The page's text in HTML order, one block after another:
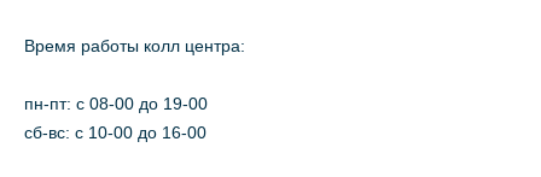
Время работы колл центра:
пн-пт: c 08-00 до 19-00
сб-вс: с 10-00 до 16-00